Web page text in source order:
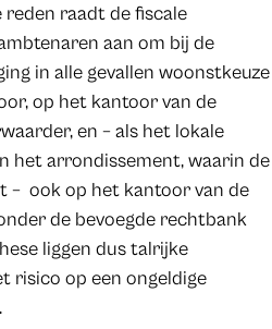
reden raadt de fiscale
aan om bij de
in alle gevallen woonstkeuze
op het kantoor van de
en – als het lokale
het arrondissement, waarin de
– ook op het kantoor van de
de bevoegde rechtbank
liggen dus talrijke
risico op een ongeldige